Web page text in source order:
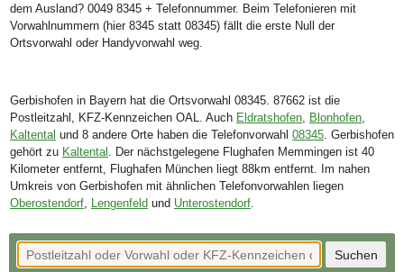
dem Ausland? 0049 8345 + Telefonnummer. Beim Telefonieren mit
Vorwahlnummern (hier 8345 statt 08345) fällt die erste Null der
Ortsvorwahl oder Handyvorwahl weg.
Gerbishofen in Bayern hat die Ortsvorwahl 08345. 87662 ist die
Postleitzahl, KFZ-Kennzeichen OAL. Auch Eldratshofen, Blonhofen,
Kaltental und 8 andere Orte haben die Telefonvorwahl 08345. Gerbishofen
gehört zu Kaltental . Der nächstgelegene Flughafen Memmingen ist 40
Kilometer entfernt, Flughafen München liegt 88km entfernt. Im nahen
Umkreis von Gerbishofen mit ähnlichen Telefonvorwahlen liegen
Oberostendorf, Lengenfeld und Unterostendorf.